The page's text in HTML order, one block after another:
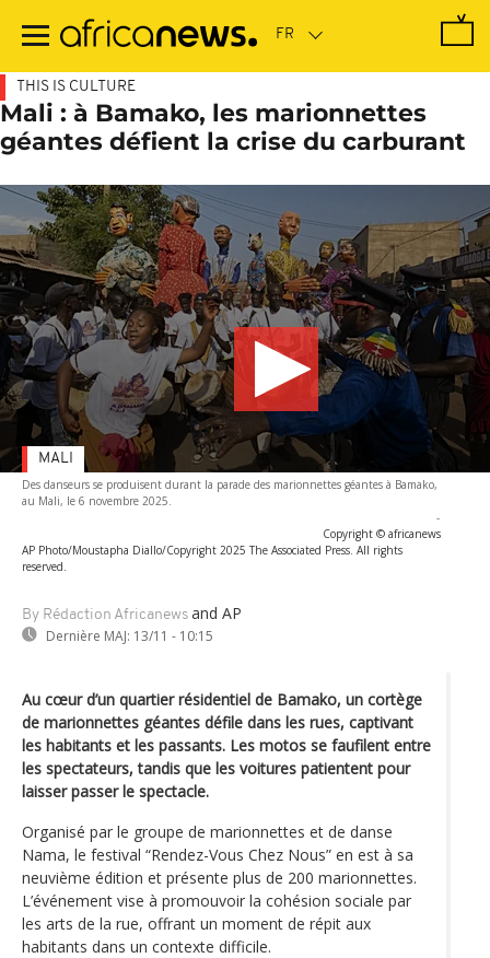
contenu
THIS IS CULTURE
Mali : à Bamako, les marionnettes
géantes défient la crise du carburant
Des danseurs se produisent durant la parade des marionnettes géantes à Bamako,
au Mali, le 6 novembre 2025.
-
Copyright © africanews
AP Photo/Moustapha Diallo/Copyright 2025 The Associated Press. All rights
reserved.
By Rédaction Africanews and AP
Dernière MAJ: 13/11 - 10:15
MALI
Au cœur d’un quartier résidentiel de Bamako, un cortège
de marionnettes géantes défile dans les rues, captivant
les habitants et les passants. Les motos se faufilent entre
les spectateurs, tandis que les voitures patientent pour
laisser passer le spectacle.
Organisé par le groupe de marionnettes et de danse
Nama, le festival “Rendez-Vous Chez Nous” en est à sa
neuvième édition et présente plus de 200 marionnettes.
L’événement vise à promouvoir la cohésion sociale par
les arts de la rue, offrant un moment de répit aux
habitants dans un contexte difficile.